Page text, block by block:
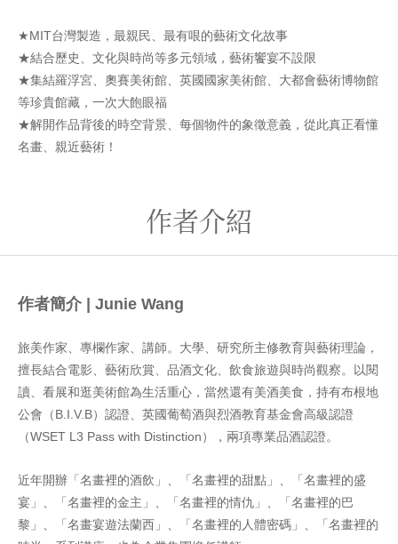
★MIT台灣製造，最親民、最有哏的藝術文化故事
★結合歷史、文化與時尚等多元領域，藝術饗宴不設限
★集結羅浮宮、奧賽美術館、英國國家美術館、大都會藝術博物館
等珍貴館藏，一次大飽眼福
★解開作品背後的時空背景、每個物件的象徵意義，從此真正看懂
名畫、親近藝術！
作者介紹
作者簡介 | Junie Wang
旅美作家、專欄作家、講師。大學、研究所主修教育與藝術理論，
擅長結合電影、藝術欣賞、品酒文化、飲食旅遊與時尚觀察。以閱
讀、看展和逛美術館為生活重心，當然還有美酒美食，持有布根地
公會（B.I.V.B）認證、英國葡萄酒與烈酒教育基金會高級認證
（WSET L3 Pass with Distinction），兩項專業品酒認證。
近年開辦「名畫裡的酒飲」、「名畫裡的甜點」、「名畫裡的盛
宴」、「名畫裡的金主」、「名畫裡的情仇」、「名畫裡的巴
黎」、「名畫宴遊法蘭西」、「名畫裡的人體密碼」、「名畫裡的